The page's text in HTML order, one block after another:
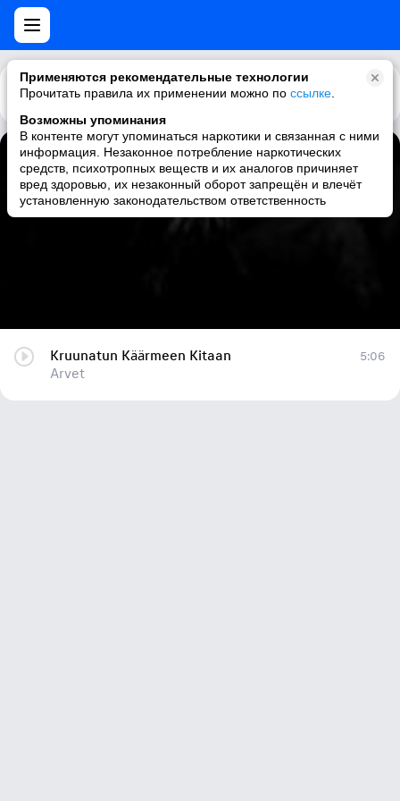
Применяются рекомендательные технологии
Прочитать правила их применении можно по ссылке
Возможны упоминания
В контенте могут упоминаться наркотики и связанная с ними
информация. Незаконное потребление наркотических
средств, психотропных веществ и их аналогов причиняет
вред здоровью, их незаконный оборот запрещён и влечёт
установленную законодательством ответственность
Каталог Рекомендации
Kruunatun Käärmeen Kitaan
Arvet
Kruunatun Käärmeen Kitaan
Arvet
5:06